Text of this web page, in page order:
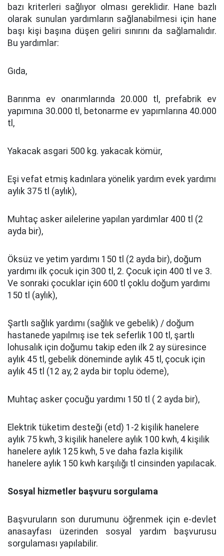
bazı kriterleri sağlıyor olması gereklidir. Hane bazlı
olarak sunulan yardımların sağlanabilmesi için hane
başı kişi başına düşen geliri sınırını da sağlamalıdır.
Bu yardımlar:
Gıda,
Barınma ev onarımlarında 20.000 tl, prefabrik ev
yapımına 30.000 tl, betonarme ev yapımlarına 40.000
tl,
Yakacak asgari 500 kg. yakacak kömür,
Eşi vefat etmiş kadınlara yönelik yardım evek yardımı
aylık 375 tl (aylık),
Muhtaç asker ailelerine yapılan yardımlar 400 tl (2
ayda bir),
Öksüz ve yetim yardımı 150 tl (2 ayda bir), doğum
yardımı ilk çocuk için 300 tl, 2. Çocuk için 400 tl ve 3.
Ve sonraki çocuklar için 600 tl çoklu doğum yardımı
150 tl (aylık),
Şartlı sağlık yardımı (sağlık ve gebelik) / doğum
hastanede yapılmış ise tek seferlik 100 tl, şartlı
lohusalık için doğumu takip eden ilk 2 ay süresince
aylık 45 tl, gebelik döneminde aylık 45 tl, çocuk için
aylık 45 tl (12 ay, 2 ayda bir toplu ödeme),
Muhtaç asker çocuğu yardımı 150 tl ( 2 ayda bir),
Elektrik tüketim desteği (etd) 1-2 kişilik hanelere
aylık 75 kwh, 3 kişilik hanelere aylık 100 kwh, 4 kişilik
hanelere aylık 125 kwh, 5 ve daha fazla kişilik
hanelere aylık 150 kwh karşılığı tl cinsinden yapılacak.
Sosyal hizmetler başvuru sorgulama
Başvuruların son durumunu öğrenmek için e-devlet
anasayfası üzerinden sosyal yardım başvurusu
sorgulaması yapılabilir.